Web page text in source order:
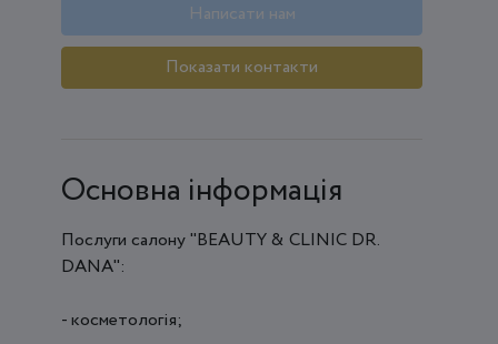
Написати нам
Показати контакти
Основна інформація
Послуги салону "BEAUTY & СLINIС DR.
DANA":
- косметологія;